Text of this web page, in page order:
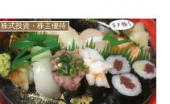
株式投資・株主優待